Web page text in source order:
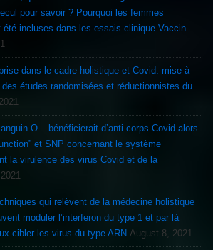
pour savoir ? Pourquoi les femmes
été incluses dans les essais clinique Vaccin
dans le cadre holistique et Covid: mise à
études randomisées et réductionnistes du
O – bénéficierait d’anti-corps Covid alors
et SNP concernant le système
la virulence des virus Covid et de la
qui relèvent de la médecine holistique
moduler l’interferon du type 1 et par là
cibler les virus du type ARN August 8, 2021